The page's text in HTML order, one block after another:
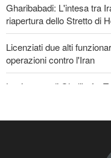
Gharibabadi: L'intesa tra
riapertura dello Stretto di
Licenziati due alti
operazioni contro l'Iran
La risposta di Ghalibaf a